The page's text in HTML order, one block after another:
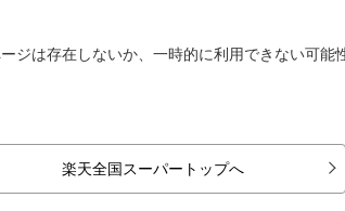
ジは存在しないか、一時的に利用できない可能
楽天全国スーパートップへ